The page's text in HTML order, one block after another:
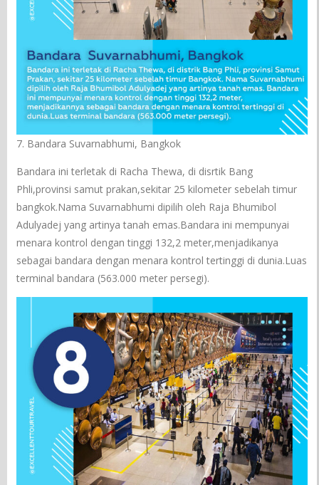
7. Bandara Suvarnabhumi, Bangkok
Bandara ini terletak di Racha Thewa, di disrtik Bang
Phli,provinsi samut prakan,sekitar 25 kilometer sebelah timur
bangkok.Nama Suvarnabhumi dipilih oleh Raja Bhumibol
Adulyadej yang artinya tanah emas.Bandara ini mempunyai
menara kontrol dengan tinggi 132,2 meter,menjadikanya
sebagai bandara dengan menara kontrol tertinggi di dunia.Luas
terminal bandara (563.000 meter persegi).